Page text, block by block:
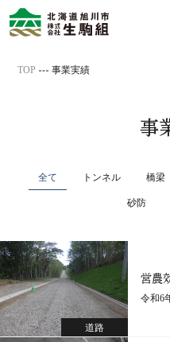
TOP 事業実績
事
全て トンネル 橋梁
砂防
道路
営農
令和6
令和
本工事の目的は道路終点部に
や急カーブ及び縦断勾配の大
区間4340mの内328mの改良
よる仮設幅員を確保しての片
一般車両を通行させながらの
事を行い無事故・無災害で完工